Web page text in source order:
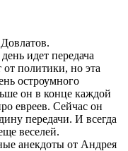
идет передача
политики, но эта
остроумного
он в конце каждой
евреев. Сейчас он
передачи. И всегда
веселей.
анекдоты от Андрея